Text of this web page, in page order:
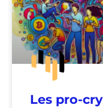
Les pro-